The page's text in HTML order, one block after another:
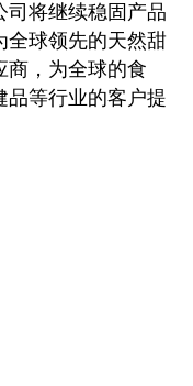
司将继续稳固产品
全球领先的天然甜
商，为全球的食
品等行业的客户提